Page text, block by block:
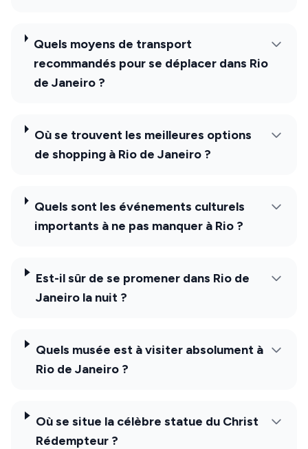
Quels moyens de transport
recommandés pour se déplacer dans Rio
de Janeiro ?
Où se trouvent les meilleures options
de shopping à Rio de Janeiro ?
Quels sont les événements culturels
importants à ne pas manquer à Rio ?
Est-il sûr de se promener dans Rio de
Janeiro la nuit ?
Quels musée est à visiter absolument à
Rio de Janeiro ?
Où se situe la célèbre statue du Christ
Rédempteur ?